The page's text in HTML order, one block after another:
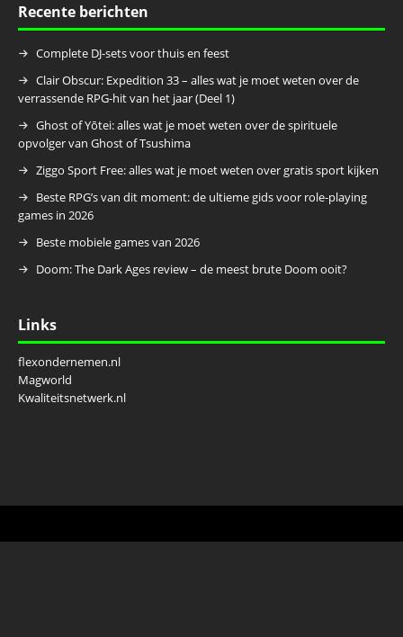
Recente berichten
Complete DJ-sets voor thuis en feest
Clair Obscur: Expedition 33 – alles wat je moet weten over de
verrassende RPG-hit van het jaar (Deel 1)
Ghost of Yōtei: alles wat je moet weten over de spirituele
opvolger van Ghost of Tsushima
Ziggo Sport Free: alles wat je moet weten over gratis sport kijken
Beste RPG’s van dit moment: de ultieme gids voor role-playing
games in 2026
Beste mobiele games van 2026
Doom: The Dark Ages review – de meest brute Doom ooit?
Links
flexondernemen.nl
Magworld
Kwaliteitsnetwerk.nl